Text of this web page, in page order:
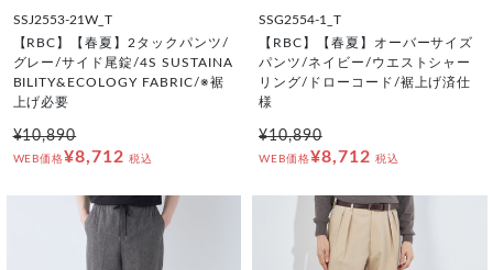
SSJ2553-21W_T
【RBC】【春夏】2タックパンツ/
グレー/サイド尾錠/4S SUSTAINA
BILITY&ECOLOGY FABRIC/※裾
上げ必要
¥10,890
WEB価格¥8,712 税込
SSG2554-1_T
【RBC】【春夏】オーバーサイズ
パンツ/ネイビー/ウエストシャー
リング/ドローコード/裾上げ済仕
様
¥10,890
WEB価格¥8,712 税込